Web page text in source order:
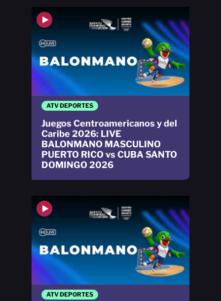
ATV DEPORTES
Juegos Centroamericanos y del
Caribe 2026: LIVE
BALONMANO MASCULINO
PUERTO RICO vs CUBA SANTO
DOMINGO 2026
ATV DEPORTES